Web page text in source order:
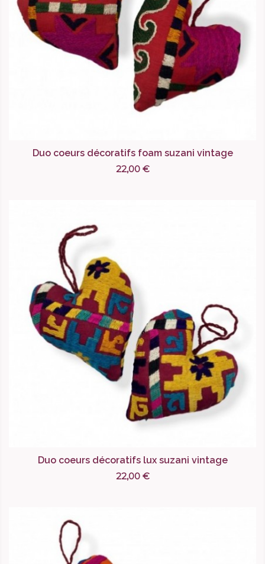
Duo coeurs décoratifs foam suzani vintage
22,00 €
Duo coeurs décoratifs lux suzani vintage
22,00 €